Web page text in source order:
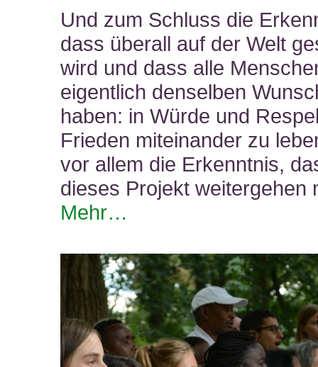
Und zum Schluss die
dass überall auf der Welt
wird und dass alle
eigentlich denselben
haben: in Würde und
Frieden miteinander zu
vor allem die Erkenntnis,
dieses Projekt weitergehen
Mehr…